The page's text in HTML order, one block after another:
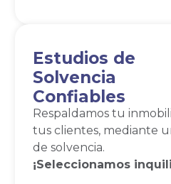
Estudios de
Solvencia
Confiables
Respaldamos tu
tus clientes, mediante
de solvencia.
¡Seleccionamos